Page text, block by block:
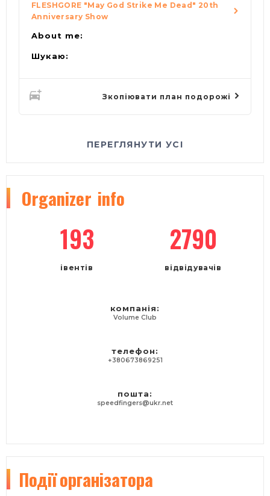
FLESHGORE "May God Strike Me Dead" 20th
Anniversary Show
About me:
Шукаю:
Зкопіювати план подорожі
ПЕРЕГЛЯНУТИ УСІ
Organizer info
193
івентів
2790
відвідувачів
компанія:
Volume Club
телефон:
+380673869251
пошта:
speedfingers@ukr.net
Подіїорганізатора